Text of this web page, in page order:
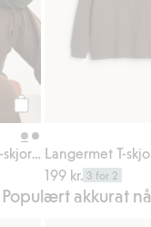
Legg til
199 kr. 3 for 2
Populært akkurat nå